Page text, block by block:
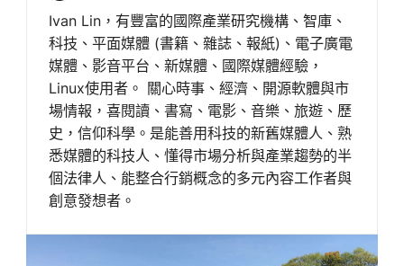
Ivan Lin，有豐富的國際產業研究機構、智庫、
科技、平面媒體 (書籍、雜誌、報紙)、電子廣電
媒體、影音平台、新媒體、國際媒體經驗，
Linux使用者。 關心時事、經濟、開源軟體與市
場情報，喜閱讀、書寫、電影、音樂、旅遊、歷
史，信仰科學。是能善用科技的新舊媒體人、熟
悉媒體的科技人、懂得市場分析與產業趨勢的半
個法律人、能整合行銷概念的多元內容工作者與
創意發想者。